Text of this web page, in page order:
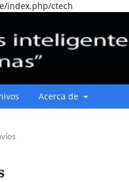
index.php/ctech
Acerca de